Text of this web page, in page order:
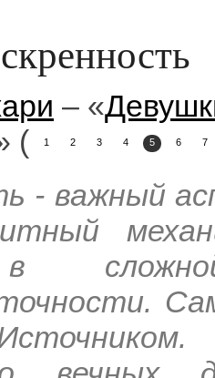
– «
( 1 2 3 4 5 6 7
- важный